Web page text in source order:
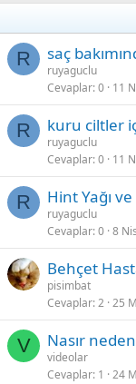
R saç
ruyaguclu
Cevaplar 0 11
R kuru ciltler
ruyaguclu
Cevaplar 0 11
R Hint Yağı
ruyaguclu
Cevaplar 0 8
Behçet
pisimbat
Cevaplar 2 25
V Nasır
videolar
Cevaplar 1 24